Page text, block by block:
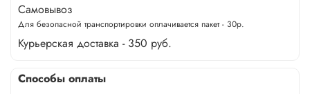
Самовывоз
Для безопасной транспортировки оплачивается пакет - 30р.
Курьерская доставка - 350 руб.
Способы оплаты